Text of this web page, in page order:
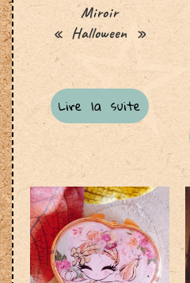
Miroir
« Halloween »
Lire la suite